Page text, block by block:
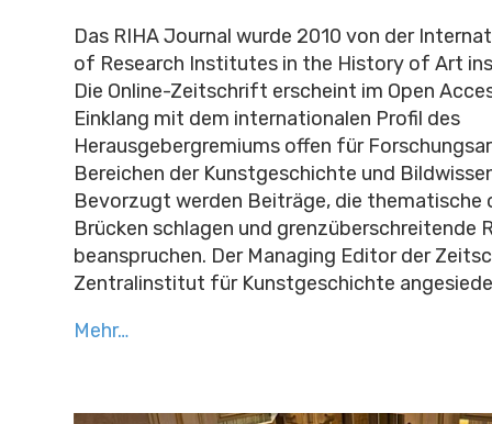
Das RIHA Journal wurde 2010 von der
of Research Institutes in the History of Art
Die Online-Zeitschrift erscheint im Open
Einklang mit dem internationalen Profil des
Herausgebergremiums offen für
Bereichen der Kunstgeschichte und
Bevorzugt werden Beiträge, die thematische
Brücken schlagen und grenzüberschreitende
beanspruchen. Der Managing Editor der
Zentralinstitut für Kunstgeschichte
Mehr…